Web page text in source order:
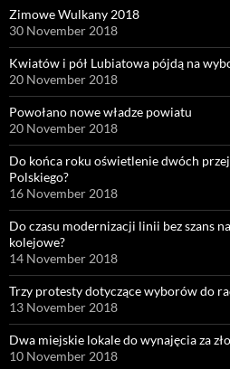
Zimowe Wulkany 2018
30 November 2018
Kwiatów i pół Lubiatowa pójdą na
20 November 2018
Powołano nowe władze powiatu
20 November 2018
Do końca roku oświetlenie dwóch
Polskiego?
16 November 2018
Do czasu modernizacji linii bez szans
kolejowe?
14 November 2018
Trzy protesty dotyczące wyborów do
13 November 2018
Dwa miejskie lokale do wynajęcia za
10 November 2018